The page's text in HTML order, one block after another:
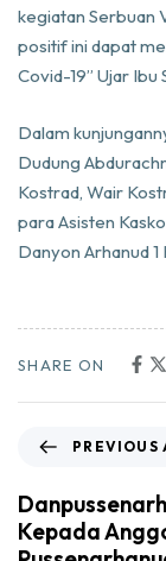
kegiatan Serbuan
positif ini dapat
Covid-19” Ujar Ibu
Dalam
Dudung
Kostrad, Wair
para Asisten
Danyon Arhanud 1
SHARE ON
PREVIOUS
Kepada